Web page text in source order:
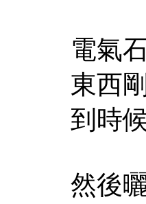
電氣
東西
到時
然後